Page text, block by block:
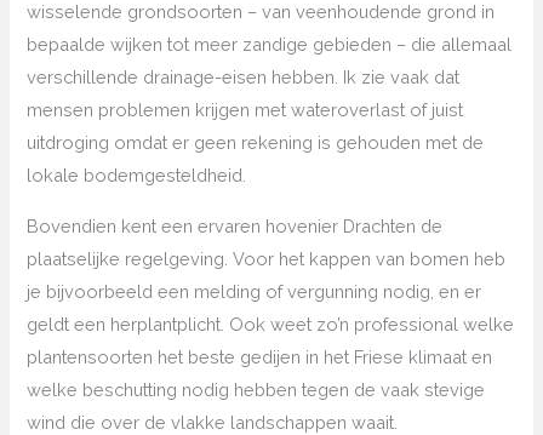
wisselende grondsoorten – van veenhoudende grond in
bepaalde wijken tot meer zandige gebieden – die allemaal
verschillende drainage-eisen hebben. Ik zie vaak dat
mensen problemen krijgen met wateroverlast of juist
uitdroging omdat er geen rekening is gehouden met de
lokale bodemgesteldheid.
Bovendien kent een ervaren hovenier Drachten de
plaatselijke regelgeving. Voor het kappen van bomen heb
je bijvoorbeeld een melding of vergunning nodig, en er
geldt een herplantplicht. Ook weet zo’n professional welke
plantensoorten het beste gedijen in het Friese klimaat en
welke beschutting nodig hebben tegen de vaak stevige
wind die over de vlakke landschappen waait.